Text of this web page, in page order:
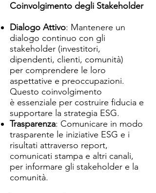
Coinvolgimento degli Stakeholder
Dialogo Attivo: Mantenere un
dialogo continuo con gli
stakeholder (investitori,
dipendenti, clienti, comunità)
per comprendere le loro
aspettative e preoccupazioni.
Questo coinvolgimento
è essenziale per costruire fiducia e
supportare la strategia ESG.
Trasparenza: Comunicare in modo
trasparente le iniziative ESG e i
risultati attraverso report,
comunicati stampa e altri canali,
per informare gli stakeholder e la
comunità.